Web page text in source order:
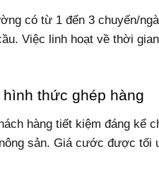
có từ 1 đến 3 chuyến/
Việc linh hoạt về thời
thức ghép hàng
hàng tiết kiệm đáng kể
sản. Giá cước được